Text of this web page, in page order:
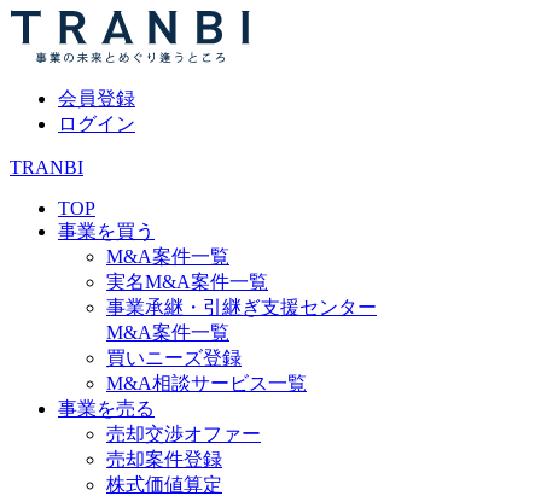
会員登録
ログイン
TRANBI
TOP
事業を買う
M&A案件一覧
実名M&A案件一覧
事業承継・引継ぎ支援センター
M&A案件一覧
買いニーズ登録
M&A相談サービス一覧
事業を売る
売却交渉オファー
売却案件登録
株式価値算定